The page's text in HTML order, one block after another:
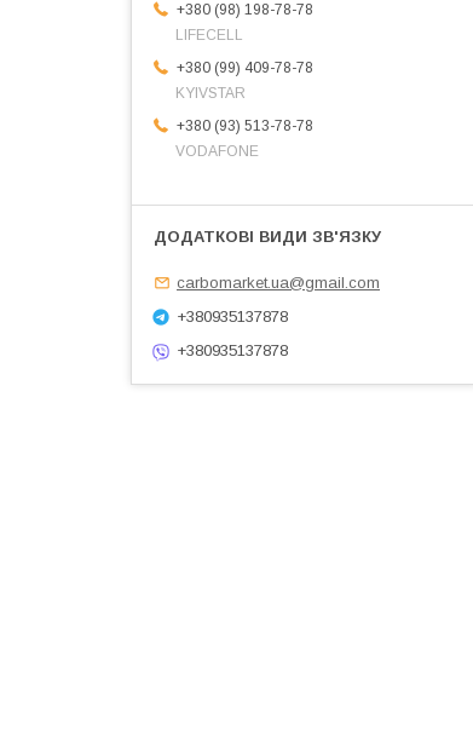
+380 (98) 198-78-78
LIFECELL
+380 (99) 409-78-78
KYIVSTAR
+380 (93) 513-78-78
VODAFONE
carbomarket.ua@gmail.com
+380935137878
+380935137878